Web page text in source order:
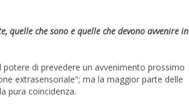
quelle che sono e quelle che devono avvenire in
di prevedere un avvenimento prossimo
extrasensoriale"; ma la maggior parte delle
pura coincidenza.